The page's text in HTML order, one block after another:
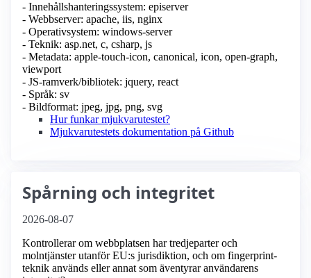
- Innehållshanteringssystem: episerver
- Webbserver: apache, iis, nginx
- Operativsystem: windows-server
- Teknik: asp.net, c, csharp, js
- Metadata: apple-touch-icon, canonical, icon, open-graph,
viewport
- JS-ramverk/bibliotek: jquery, react
- Språk: sv
- Bildformat: jpeg, jpg, png, svg
Hur funkar mjukvarutestet?
Mjukvarutestets dokumentation på Github
Spårning och integritet
2026-08-07
Kontrollerar om webbplatsen har tredjeparter och
molntjänster utanför EU:s jurisdiktion, och om fingerprint-
teknik används eller annat som äventyrar användarens